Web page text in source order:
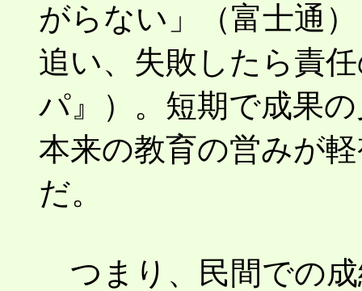
がらない」（富士通
追い、失敗したら責
パ』）。短期で成果
本来の教育の営みが
だ。
つまり、民間での